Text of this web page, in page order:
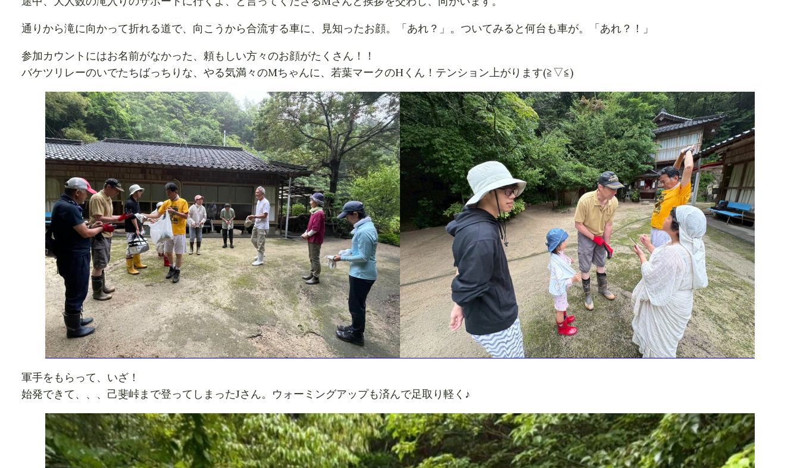
通りから滝に向かって折れる道で、向こうから合流する車に、見知ったお顔。「あれ？」。ついてみると何台も車が。「あれ？！」
参加カウントにはお名前がなかった、頼もしい方々のお顔がたくさん！！
バケツリレーのいでたちばっちりな、やる気満々のMちゃんに、若葉マークのHくん！テンション上がります(≧▽≦)
軍手をもらって、いざ！
始発できて、、、己斐峠まで登ってしまったJさん。ウォーミングアップも済んで足取り軽く♪